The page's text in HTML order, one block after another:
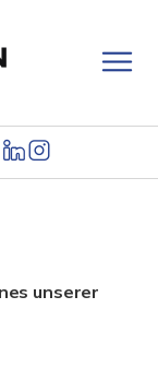
unserer